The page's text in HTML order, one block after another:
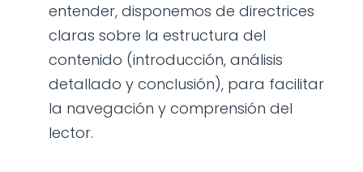
entender, disponemos de directrices
claras sobre la estructura del
contenido (introducción, análisis
detallado y conclusión), para facilitar
la navegación y comprensión del
lector.